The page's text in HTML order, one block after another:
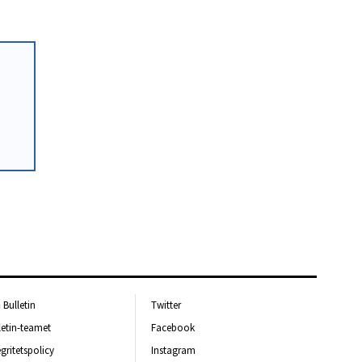
Bulletin
teamet
Twitter
Facebook
Instagram